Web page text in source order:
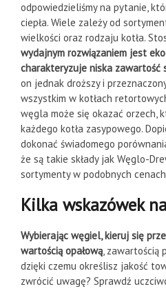
odpowiedzieliśmy na pytanie,
ciepła. Wiele zależy od
wielkości oraz rodzaju kotła.
wydajnym rozwiązaniem jest
charakteryzuje niska zawartość
on jednak droższy i
wszystkim w kotłach
węgla może się okazać orzech,
każdego kotła zasypowego.
dokonać świadomego
że są takie składy jak Węglo-
sortymenty w podobnych
Kilka wskazówek
Wybierając węgiel, kieruj się
wartością opałową, zawartością
dzięki czemu określisz jakość
zwrócić uwagę? Sprawdź